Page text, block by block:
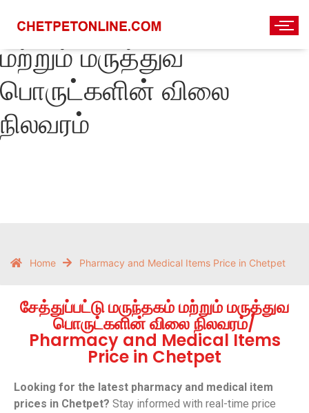
சேத்துப்பட்டு மருந்தகம்
மற்றும் மருத்துவ
பொருட்களின் விலை
நிலவரம்
Home Pharmacy and Medical Items Price in Chetpet
சேத்துப்பட்டு மருந்தகம் மற்றும் மருத்துவ
பொருட்களின் விலை நிலவரம்/
Pharmacy and Medical Items
Price in Chetpet
Looking for the latest pharmacy and medical item
prices in Chetpet? Stay informed with real-time price